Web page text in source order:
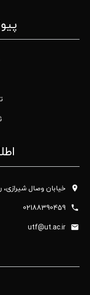
خیابان وصال شیرازی،
02188390459
utf@ut.ac.ir